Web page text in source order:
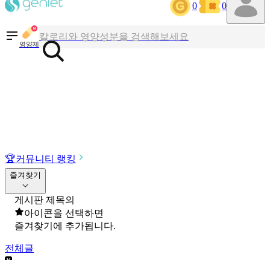
0 0
영양제
칼로리와 영양성분을 검색해보세요
혈당 · 다이어트 음식 검색해보세요
음식 · 영양제 리뷰를 찾아보세요
🏆커뮤니티 랭킹
즐겨찾기
게시판 제목의
아이콘을 선택하면
즐겨찾기에 추가됩니다.
전체글